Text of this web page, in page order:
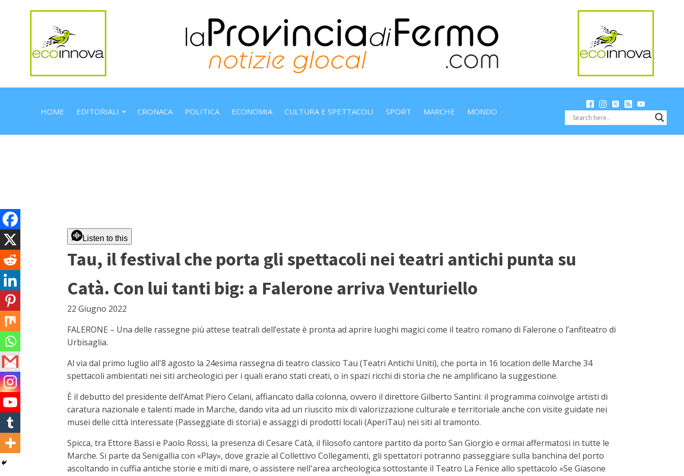
HOME EDITORIALI CRONACA POLITICA ECONOMIA CULTURA E SPETTACOLI SPORT MARCHE MONDO
Listen to this
Tau, il festival che porta gli spettacoli nei teatri antichi punta su
Catà. Con lui tanti big: a Falerone arriva Venturiello
22 Giugno 2022
FALERONE – Una delle rassegne più attese teatrali dell’estate è pronta ad aprire luoghi magici come il teatro romano di Falerone o l’anfiteatro di
Urbisaglia.
Al via dal primo luglio all'8 agosto la 24esima rassegna di teatro classico Tau (Teatri Antichi Uniti), che porta in 16 location delle Marche 34
spettacoli ambientati nei siti archeologici per i quali erano stati creati, o in spazi ricchi di storia che ne amplificano la suggestione.
È il debutto del presidente dell’Amat Piero Celani, affiancato dalla colonna, ovvero il direttore Gilberto Santini: il programma coinvolge artisti di
caratura nazionale e talenti made in Marche, dando vita ad un riuscito mix di valorizzazione culturale e territoriale anche con visite guidate nei
musei delle città interessate (Passeggiate di storia) e assaggi di prodotti locali (AperiTau) nei siti al tramonto.
Spicca, tra Ettore Bassi e Paolo Rossi, la presenza di Cesare Catà, il filosofo cantore partito da porto San Giorgio e ormai affermatosi in tutte le
Marche. Si parte da Senigallia con «Play», dove grazie al Collettivo Collegamenti, gli spettatori potranno passeggiare sulla banchina del porto
ascoltando in cuffia antiche storie e miti di mare, o assistere nell'area archeologica sottostante il Teatro La Fenice allo spettacolo «Se Giasone